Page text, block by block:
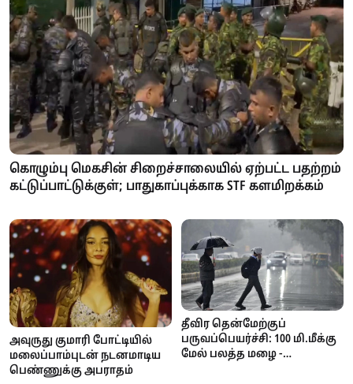
கொழும்பு மெகசின் சிறைச்சாலையில் ஏற்பட்ட பதற்றம்
கட்டுப்பாட்டுக்குள்; பாதுகாப்புக்காக STF களமிறக்கம்
அவுருது குமாரி போட்டியில்
மலைப்பாம்புடன் நடனமாடிய
பெண்ணுக்கு அபராதம்
தீவிர தென்மேற்குப்
பருவப்பெயர்ச்சி: 100 மி.மீக்கு
மேல் பலத்த மழை -